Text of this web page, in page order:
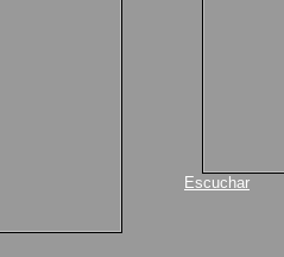
Escuchar